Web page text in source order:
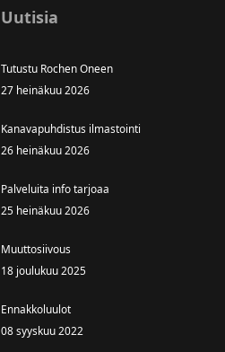
Uutisia
Tutustu Rochen Oneen
27 heinäkuu 2026
Kanavapuhdistus ilmastointi
26 heinäkuu 2026
Palveluita info tarjoaa
25 heinäkuu 2026
Muuttosiivous
18 joulukuu 2025
Ennakkoluulot
08 syyskuu 2022